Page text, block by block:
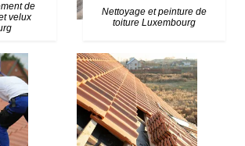
de
velux
Nettoyage et peinture de
toiture Luxembourg